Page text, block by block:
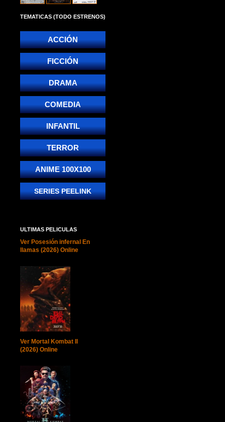
TEMATICAS (TODO ESTRENOS)
ACCIÓN
FICCIÓN
DRAMA
COMEDIA
INFANTIL
TERROR
ANIME 100X100
SERIES PEELINK
ULTIMAS PELICULAS
Ver Posesión infernal En
llamas (2026) Online
Ver Mortal Kombat II
(2026) Online